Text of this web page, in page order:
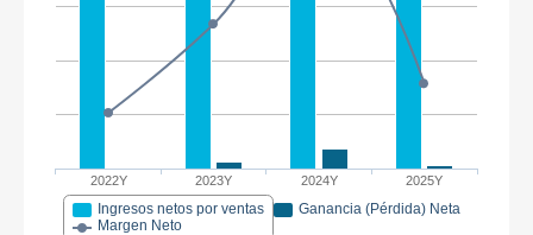
2022Y 2023Y 2024Y 2025Y
Ingresos netos por ventas
Ganancia (Pérdida) Neta
Margen Neto